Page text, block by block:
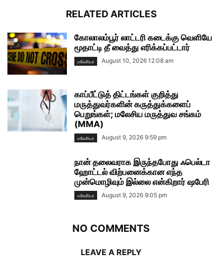
RELATED ARTICLES
கோலாலம்பூர் லாட்டரி கடைக்கு வெளியே
மூதாட்டி தீ வைத்து எரிக்கப்பட்டார்
மலேசியா August 10, 2026 12:08 am
காப்பீட்டுத் திட்டங்கள் குறித்து
மருத்துவர்களின் கருத்துக்களைப்
பெறுங்கள்; மலேசிய மருத்துவ சங்கம்
(MMA)
மலேசியா August 9, 2026 9:59 pm
நான் தலைவராக இருந்தபோது ஃபெல்டா
ஹோட்டல் விற்பனைக்கான எந்த
முன்மொழிவும் இல்லை என்கிறார் ஷபேரி
மலேசியா August 9, 2026 9:05 pm
NO COMMENTS
LEAVE A REPLY